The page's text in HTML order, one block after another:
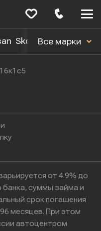
Skoda Toyota
Все марки
от 4.9% до
банка, суммы займа и
срок погашения
месяцев. При этом
автоцентром